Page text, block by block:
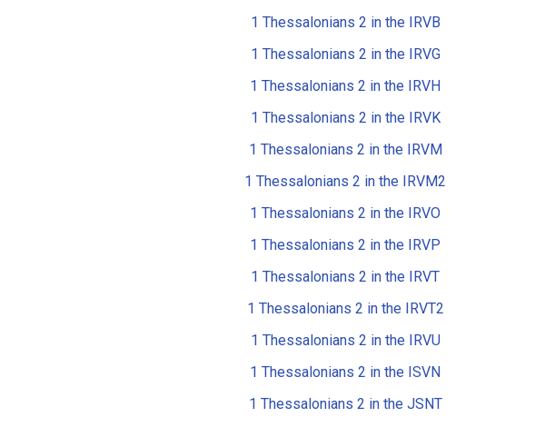
1 Thessalonians 2 in the IRVB
1 Thessalonians 2 in the IRVG
1 Thessalonians 2 in the IRVH
1 Thessalonians 2 in the IRVK
1 Thessalonians 2 in the IRVM
1 Thessalonians 2 in the IRVM2
1 Thessalonians 2 in the IRVO
1 Thessalonians 2 in the IRVP
1 Thessalonians 2 in the IRVT
1 Thessalonians 2 in the IRVT2
1 Thessalonians 2 in the IRVU
1 Thessalonians 2 in the ISVN
1 Thessalonians 2 in the JSNT